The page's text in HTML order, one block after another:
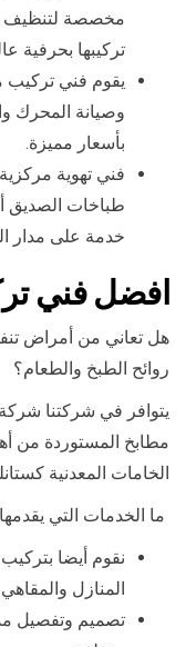
مخصصة لتنظيف
تركيبها بحرفية
يقوم فني تركيب
وصيانة المحرك
بأسعار مميزة.
فني تهوية
طباخات الصديق
خدمة على مدار
افضل فني
هل تعاني من أمراض
روائح الطبخ والطعام؟
يتوافر في شركتنا
مطابخ المستوردة من
الخامات المعدنية
ما الخدمات التي
نقوم أيضا
المنازل
تصميم وتفصيل